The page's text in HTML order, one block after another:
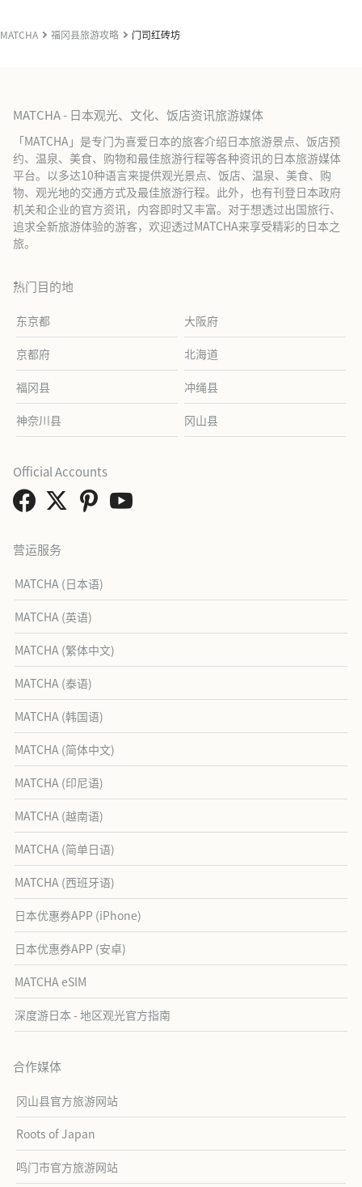
MATCHA 福冈县旅游攻略 门司红砖坊
MATCHA - 日本观光、文化、饭店资讯旅游媒体
「MATCHA」是专门为喜爱日本的旅客介绍日本旅游景点、饭店预
约、温泉、美食、购物和最佳旅游行程等各种资讯的日本旅游媒体
平台。以多达10种语言来提供观光景点、饭店、温泉、美食、购
物、观光地的交通方式及最佳旅游行程。此外，也有刊登日本政府
机关和企业的官方资讯，内容即时又丰富。对于想透过出国旅行、
追求全新旅游体验的游客，欢迎透过MATCHA来享受精彩的日本之
旅。
热门目的地
东京都 大阪府
京都府 北海道
福冈县 冲绳县
神奈川县 冈山县
营运服务
MATCHA (日本语)
MATCHA (英语)
MATCHA (繁体中文)
MATCHA (泰语)
MATCHA (韩国语)
MATCHA (简体中文)
MATCHA (印尼语)
MATCHA (越南语)
MATCHA (简单日语)
MATCHA (西班牙语)
日本优惠券APP (iPhone)
日本优惠券APP (安卓)
MATCHA eSIM
深度游日本 - 地区观光官方指南
合作媒体
冈山县官方旅游网站
Roots of Japan
鸣门市官方旅游网站
Official Accounts